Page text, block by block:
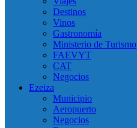
Destinos
Vinos
Gastronomía
Ministerio de Turismo
FAEVYT
CAT
Negocios
Ezeiza
Municipio
Aeropuerto
Negocios